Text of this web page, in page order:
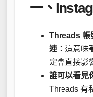
一、
Threads 帳
連 ：這意味
定會直接影
誰可以看見
Threads 有